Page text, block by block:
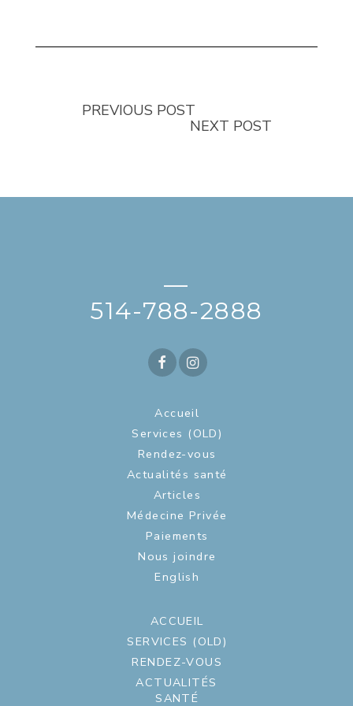
PREVIOUS POST
NEXT POST
—
514-788-2888
Accueil
Services (OLD)
Rendez-vous
Actualités santé
Articles
Médecine Privée
Paiements
Nous joindre
English
ACCUEIL
SERVICES (OLD)
RENDEZ-VOUS
ACTUALITÉS
SANTÉ